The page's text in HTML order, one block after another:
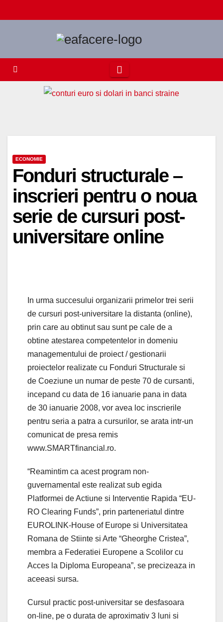
to
ECONOMIE
Fonduri structurale –
inscrieri pentru o noua
serie de cursuri post-
universitare online
In urma succesului organizarii primelor trei serii
de cursuri post-universitare la distanta (online),
prin care au obtinut sau sunt pe cale de a
obtine atestarea competentelor in domeniu
managementului de proiect / gestionarii
proiectelor realizate cu Fonduri Structurale si
de Coeziune un numar de peste 70 de cursanti,
incepand cu data de 16 ianuarie pana in data
de 30 ianuarie 2008, vor avea loc inscrierile
pentru seria a patra a cursurilor, se arata intr-un
comunicat de presa remis
www.SMARTfinancial.ro.
“Reamintim ca acest program non-
guvernamental este realizat sub egida
Platformei de Actiune si Interventie Rapida “EU-
RO Clearing Funds”, prin parteneriatul dintre
EUROLINK-House of Europe si Universitatea
Romana de Stiinte si Arte “Gheorghe Cristea”,
membra a Federatiei Europene a Scolilor cu
Acces la Diploma Europeana”, se precizeaza in
aceeasi sursa.
Cursul practic post-universitar se desfasoara
on-line, pe o durata de aproximativ 3 luni si